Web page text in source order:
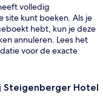
volledig
site kunt boeken. Als je
hebt, kun je deze
annuleren. Lees het
voor de exacte
Steigenberger Hotel